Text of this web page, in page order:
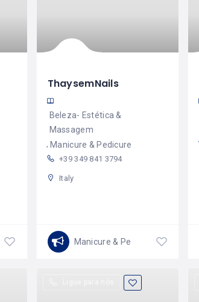
ThaysemNails
Beleza- Estética &
Massagem
Manicure & Pedicure
+39 349 841 3794
Italy
Manicure & Pedicure